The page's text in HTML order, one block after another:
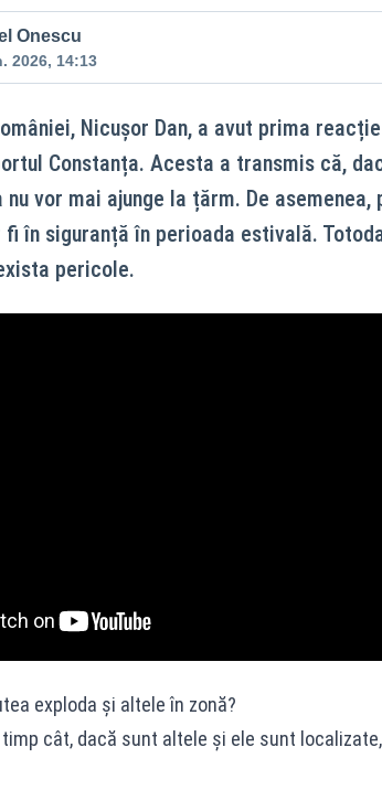
Onescu
2026, 14:13
Nicușor Dan, a avut prima
Constanța. Acesta a transmis că,
vor mai ajunge la țărm. De
în siguranță în perioada estivală.
pericole.
exploda și altele în zonă?
cât, dacă sunt altele și ele sunt